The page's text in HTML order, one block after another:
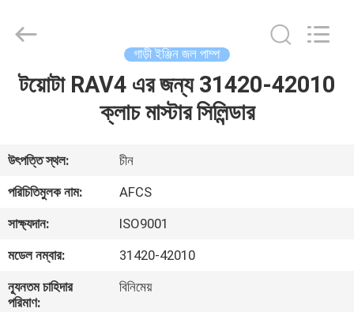
বাড়ি
ভিডিও
আমাদের
সম্পর্কে
PARTS
Rights
Reserved.
গাড়ী ইঞ্জিন জল পাম্প
টয়োটা RAV4 এর জন্য 31420-42010
ক্লাচ মাস্টার সিলিন্ডার
উৎপত্তি স্থল:
চীন
পরিচিতিমুলক নাম:
AFCS
সাক্ষ্যদান:
ISO9001
মডেল নম্বার:
31420-42010
ন্যূনতম চাহিদার
পরিমাণ:
বিনিমেয়